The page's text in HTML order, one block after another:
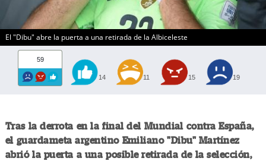
El "Dibu" abre la puerta a una retirada de la Albiceleste
59
14 11 15 19
Tras la derrota en la final del Mundial contra España,
el guardameta argentino Emiliano "Dibu" Martínez
abrió la puerta a una posible retirada de la selección,